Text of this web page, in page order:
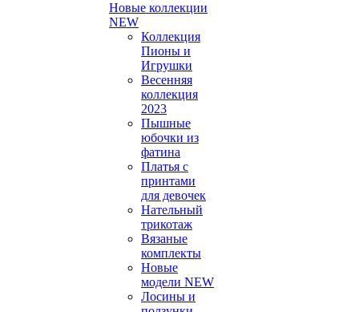
Новые коллекции
NEW
Коллекция
Пионы и
Игрушки
Весенняя
коллекция
2023
Пышные
юбочки из
фатина
Платья с
принтами
для девочек
Нательный
трикотаж
Вязаные
комплекты
Новые
модели NEW
Лосины и